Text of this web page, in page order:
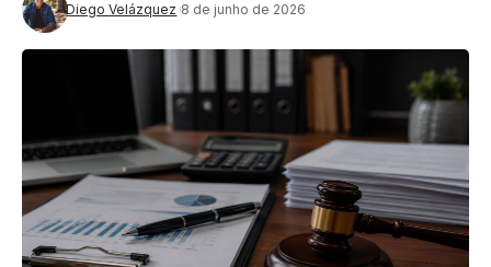
Diego Velázquez 8 de junho de 2026